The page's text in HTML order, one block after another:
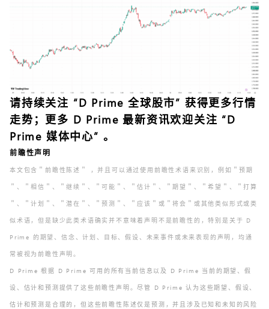
请持续关注 “D Prime 全球股市” 获得更多行情
走势；更多 D Prime 最新资讯欢迎关注 “D
Prime 媒体中心” 。
前瞻性声明
本文包含＂前瞻性陈述＂ ，并且可以通过使用前瞻性术语来识别，例如＂预期
＂、＂相信＂、＂继续＂、＂可能＂、＂估计＂、＂期望＂、＂希望＂、＂打算
＂、＂计划＂、＂潜在＂、＂预测＂、＂应该＂或＂将会＂或其他类似形式或类
似术语，但是缺少此类术语确实并不意味着声明不是前瞻性的，特别是关于 D
Prime 的期望、信念、计划、目标、假设、未来事件或未来表现的声明，均通
常被视为前瞻性声明。
D Prime 根据 D Prime 可用的所有当前信息以及 D Prime 当前的期望、假
设、估计和预测提供了这些前瞻性声明。尽管 D Prime 认为这些期望、假设、
估计和预测是合理的，但这些前瞻性陈述仅是预测，并且涉及已知和未知的风险